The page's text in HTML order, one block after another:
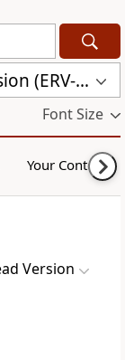
Awadhi Bible: Easy-to-Read Version (ERV-AWA)
Font Size
Your Content
Version